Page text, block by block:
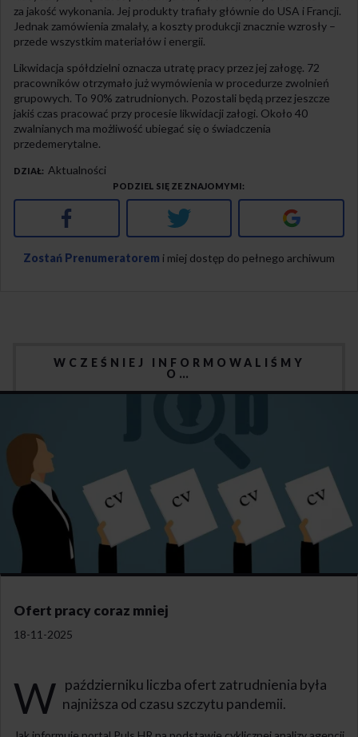
za jakość wykonania. Jej produkty trafiały głównie do USA i Francji.
Jednak zamówienia zmalały, a koszty produkcji znacznie wzrosły –
przede wszystkim materiałów i energii.
Likwidacja spółdzielni oznacza utratę pracy przez jej załogę. 72
pracowników otrzymało już wymówienia w procedurze zwolnień
grupowych. To 90% zatrudnionych. Pozostali będą przez jeszcze
jakiś czas pracować przy procesie likwidacji załogi. Około 40
zwalnianych ma możliwość ubiegać się o świadczenia
przedemerytalne.
DZIAŁ Aktualności
PODZIEL SIĘ ZE ZNAJOMYMI
Facebook Twitter Google+
Zostań Prenumeratorem i miej dostęp do pełnego archiwum
WCZEŚNIEJ INFORMOWALIŚMY
O…
Ofert pracy coraz mniej
18-11-2025
W październiku liczba ofert zatrudnienia była
najniższa od czasu szczytu pandemii.